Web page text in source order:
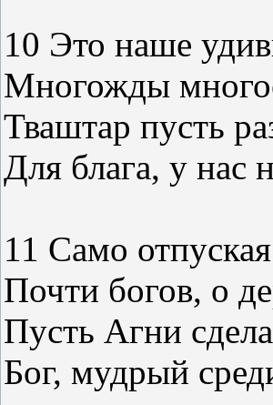
10 Это наше
Многожды
Тваштар пусть
Для блага, у нас
11 Само
Почти богов, о
Пусть Агни
Бог, мудрый